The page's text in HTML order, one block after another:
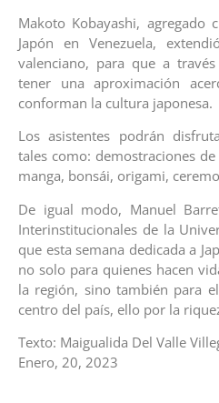
Makoto Kobayashi, agregado
Japón en Venezuela,
valenciano, para que a
tener una aproximación
conforman la cultura japonesa.
Los asistentes podrán
tales como: demostraciones
manga, bonsái, origami,
De igual modo, Manuel
Interinstitucionales de la
que esta semana dedicada a
no solo para quienes hacen
la región, sino también para
centro del país, ello por la
Texto: Maigualida Del Valle
Enero, 20, 2023